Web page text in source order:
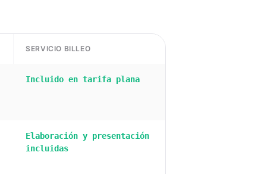
SERVICIO BILLEO
Incluido en tarifa plana
Elaboración y presentación
incluidas